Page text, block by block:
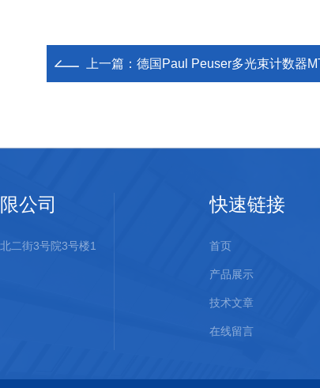
上一篇： 德国Paul Peuser多光束计数器
公司
二街3号院3号楼1
快速链接
首页
产品展示
技术文章
在线留言